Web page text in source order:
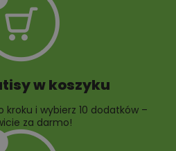
w koszyku
kroku i wybierz 10 dodatków –
za darmo!